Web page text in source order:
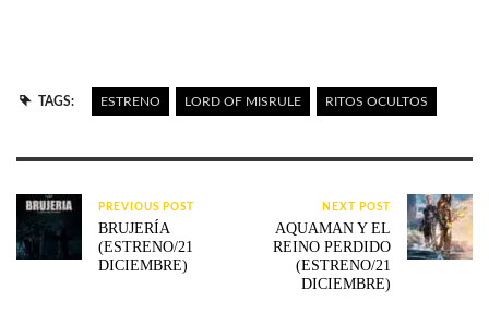
TAGS: ESTRENO LORD OF MISRULE RITOS OCULTOS
PREVIOUS POST
BRUJERÍA
(ESTRENO/21
DICIEMBRE)
NEXT POST
AQUAMAN Y EL
REINO PERDIDO
(ESTRENO/21
DICIEMBRE)